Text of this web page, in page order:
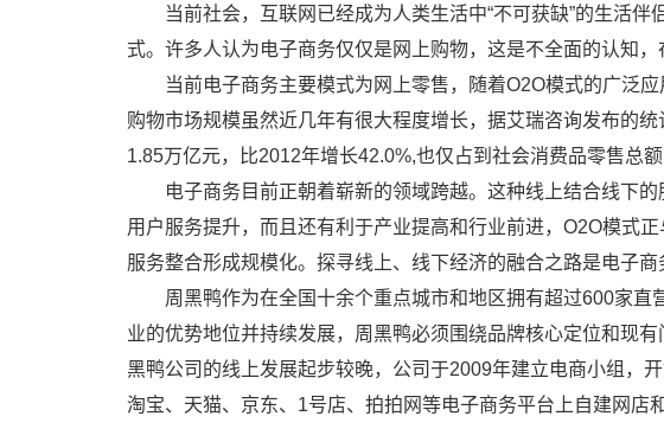
当前社会，互联网已经成为人类生活中“不可获缺”的生活
式。许多人认为电子商务仅仅是网上购物，这是不全面的认知
当前电子商务主要模式为网上零售，随着O2O模式的广泛
购物市场规模虽然近几年有很大程度增长，据艾瑞咨询发布的
1.85万亿元，比2012年增长42.0%,也仅占到社会消费品零售总
电子商务目前正朝着崭新的领域跨越。这种线上结合线下
用户服务提升，而且还有利于产业提高和行业前进，O2O模式
服务整合形成规模化。探寻线上、线下经济的融合之路是电子商
周黑鸭作为在全国十余个重点城市和地区拥有超过600家
业的优势地位并持续发展，周黑鸭必须围绕品牌核心定位和现
黑鸭公司的线上发展起步较晚，公司于2009年建立电商小组，
淘宝、天猫、京东、1号店、拍拍网等电子商务平台上自建网店